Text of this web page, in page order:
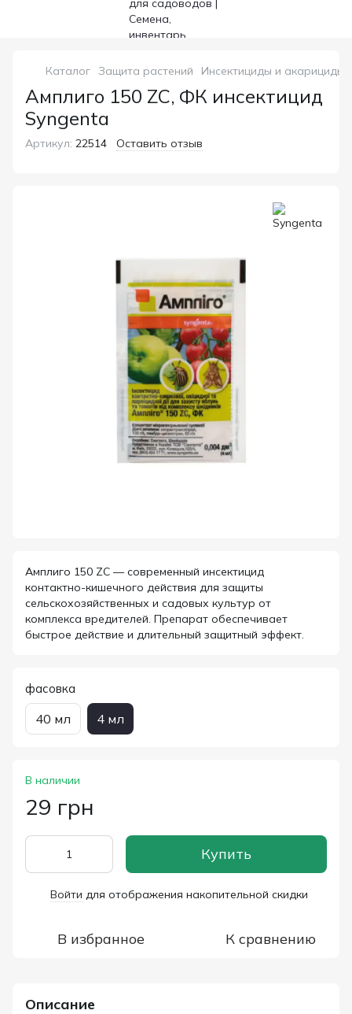
Каталог Защита растений Инсектициды и акарициды
Амплиго 150 ZC, ФК инсектицид
Syngenta
Артикул: 22514 Оставить отзыв
Амплиго 150 ZC — современный инсектицид
контактно-кишечного действия для защиты
сельскохозяйственных и садовых культур от
комплекса вредителей. Препарат обеспечивает
быстрое действие и длительный защитный эффект.
фасовка
40 мл 4 мл
В наличии
29 грн
Купить
Войти для отображения накопительной скидки
В избранное К сравнению
Описание